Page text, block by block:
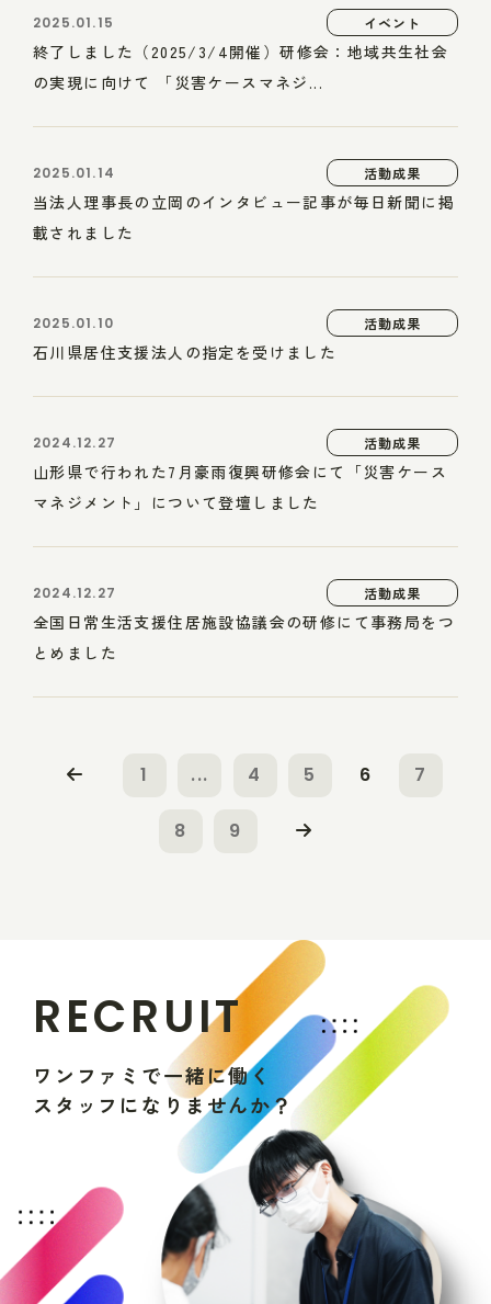
2025.01.15 イベント
終了しました（2025/3/4開催）研修会：地域共生社会
の実現に向けて 「災害ケースマネジ...
2025.01.14 活動成果
当法人理事長の立岡のインタビュー記事が毎日新聞に掲
載されました
2025.01.10 活動成果
石川県居住支援法人の指定を受けました
2024.12.27 活動成果
山形県で行われた7月豪雨復興研修会にて「災害ケース
マネジメント」について登壇しました
2024.12.27 活動成果
全国日常生活支援住居施設協議会の研修にて事務局をつ
とめました
1 ... 4 5 6 7
8 9
RECRUIT
ワ ン フ ァ ミ で一緒に働く
ス タ ッ フ にな りま せんか？